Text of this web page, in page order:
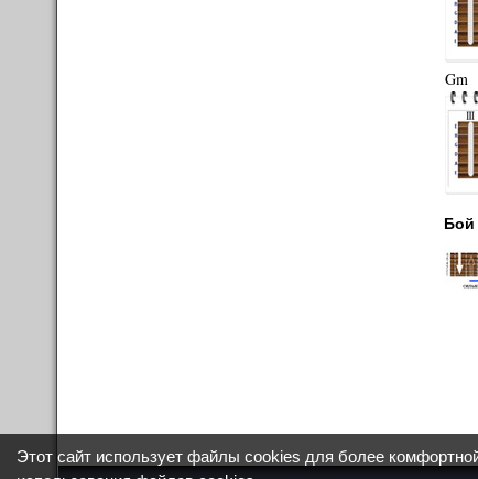
Gm
Бой
Этот сайт использует файлы cookies для более